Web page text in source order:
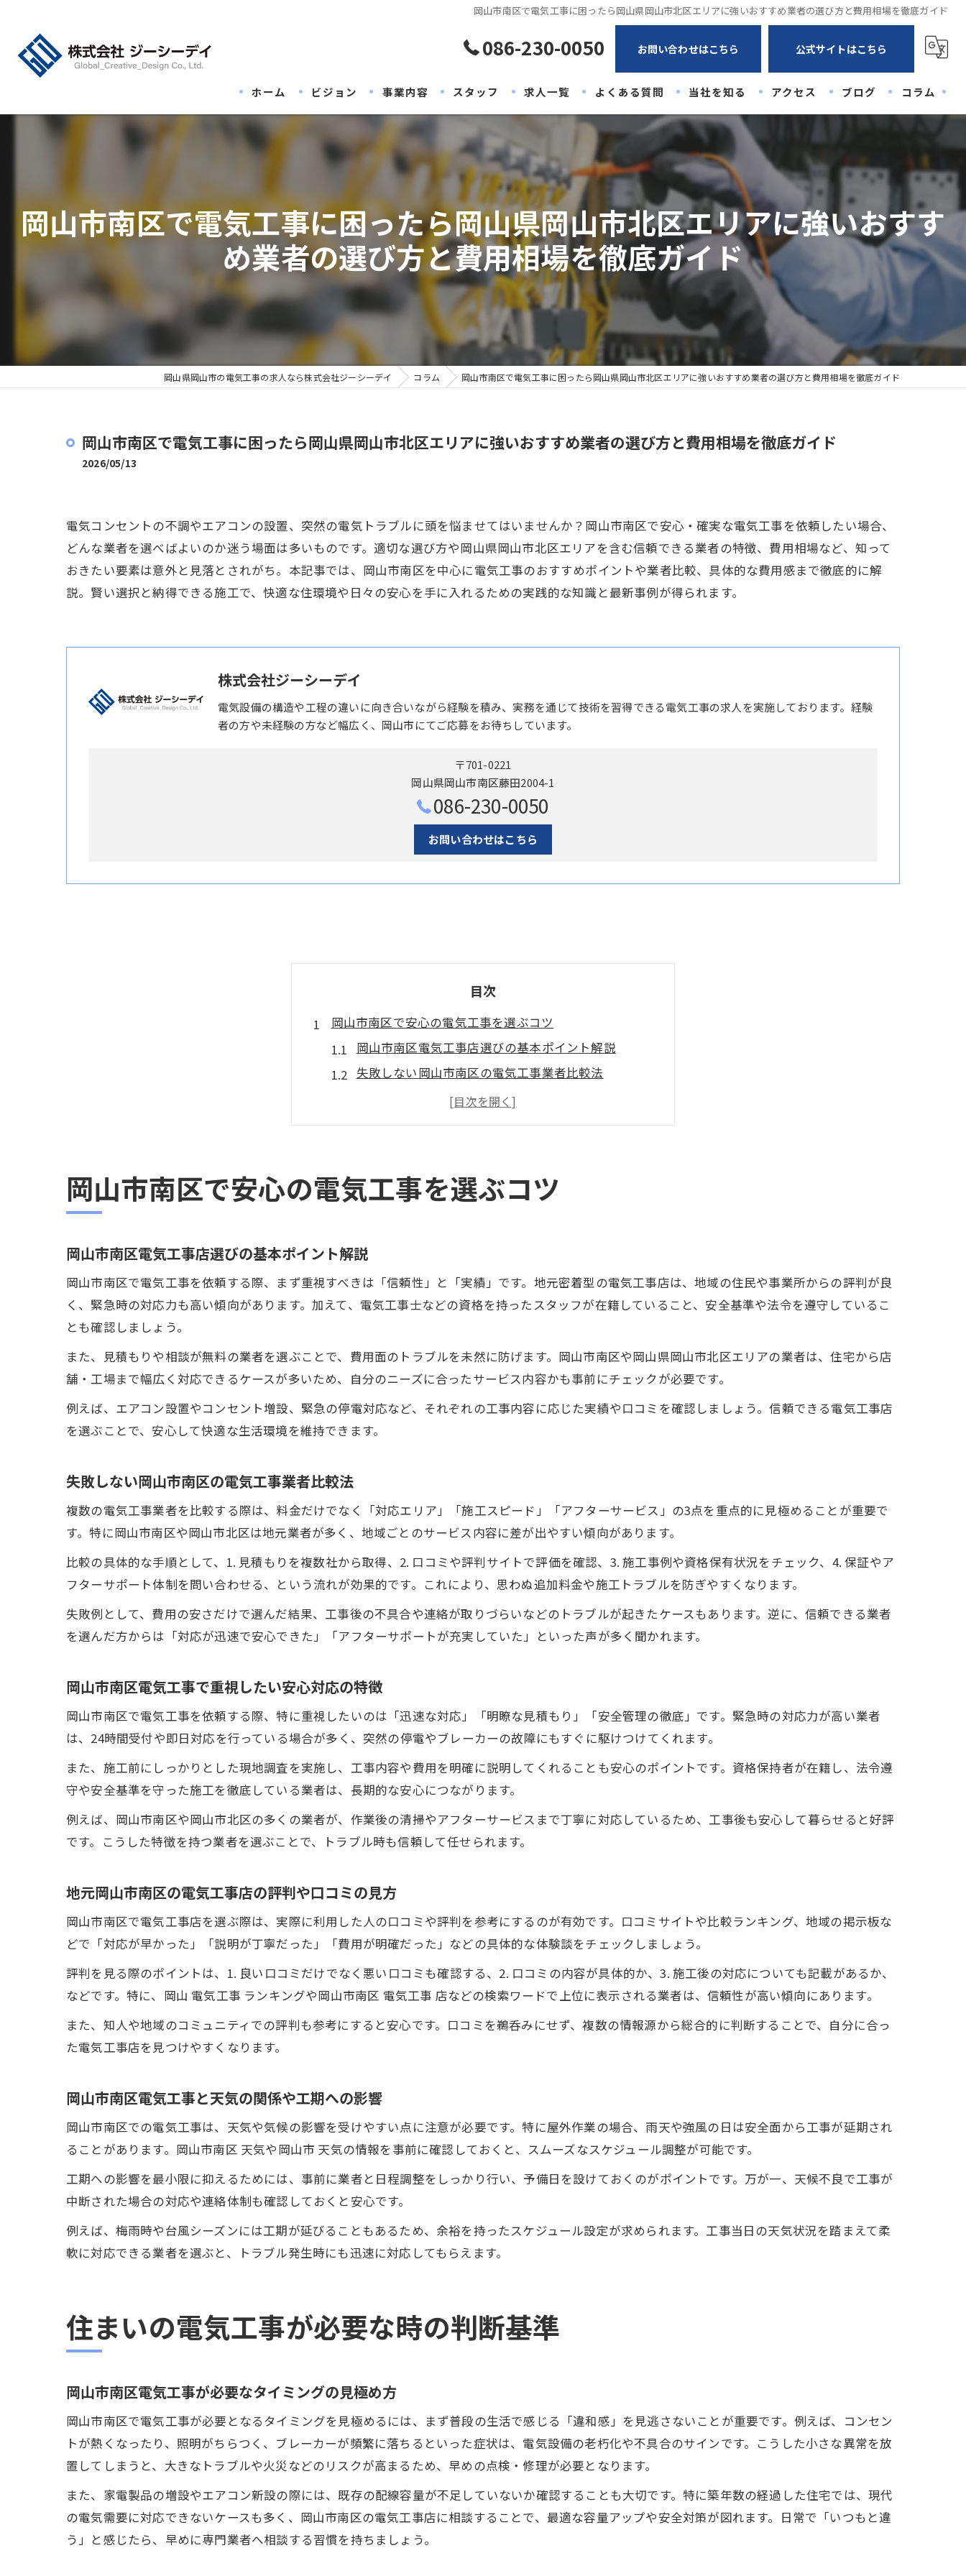
岡山市南区で電気工事に困ったら岡山県岡山市北区エリアに強いおすすめ業者の選び方と費用相場を徹底ガイド
086-230-0050 お問い合わせはこちら 公式サイトはこちら
ホーム ビジョン 事業内容 スタッフ 求人一覧 よくある質問 当社を知る
未経験
経験者
高卒
20代
30代
アクセス ブログ コラム
岡山市南区で電気工事に困ったら岡山県岡山市北区エリアに強いおすす
め業者の選び方と費用相場を徹底ガイド
岡山県岡山市の電気工事の求人なら株式会社ジーシーデイ コラム 岡山市南区で電気工事に困ったら岡山県岡山市北区エリアに強いおすすめ業者の選び方と費用相場を徹底ガイド
岡山市南区で電気工事に困ったら岡山県岡山市北区エリアに強いおすすめ業者の選び方と費用相場を徹底ガイド
2026/05/13
電気コンセントの不調やエアコンの設置、突然の電気トラブルに頭を悩ませてはいませんか？岡山市南区で安心・確実な電気工事を依頼したい場合、
どんな業者を選べばよいのか迷う場面は多いものです。適切な選び方や岡山県岡山市北区エリアを含む信頼できる業者の特徴、費用相場など、知って
おきたい要素は意外と見落とされがち。本記事では、岡山市南区を中心に電気工事のおすすめポイントや業者比較、具体的な費用感まで徹底的に解
説。賢い選択と納得できる施工で、快適な住環境や日々の安心を手に入れるための実践的な知識と最新事例が得られます。
株式会社ジーシーデイ
電気設備の構造や工程の違いに向き合いながら経験を積み、実務を通じて技術を習得できる電気工事の求人を実施しております。経験
者の方や未経験の方など幅広く、岡山市にてご応募をお待ちしています。
〒701-0221
岡山県岡山市南区藤田2004-1
086-230-0050
お問い合わせはこちら
目次
岡山市南区で安心の電気工事を選ぶコツ
岡山市南区電気工事店選びの基本ポイント解説
失敗しない岡山市南区の電気工事業者比較法
岡山市南区電気工事で重視したい安心対応の特徴
地元岡山市南区の電気工事店の評判や口コミの見方
住まいの電気工事が必要な時の判断基準
岡山市南区電気工事が必要なタイミングの見極め方
岡山市南区で電気工事を依頼する際の注意ポイント
岡山市南区電気工事が必要な主な症状と対策方法
岡山市南区の電気工事店へ相談する最適な時期とは
岡山市南区電気工事のおすすめ理由と選ばれる訳
岡山市南区の電気工事店が持つ地域密着の強み
岡山市南区電気工事のサービス内容と特徴紹介
岡山電気工事ランキングで注目のサービス解説
地元で信頼される電気工事の選び方とは
口コミ評価でわかる岡山市南区電気工事店の信頼度
岡山市南区電気工事で安心できる見積もりの取り方
電気工事依頼時に押さえたい注意点まとめ
岡山市南区電気工事の見積もり比較で気を付ける点
岡山市南区電気工事の契約時に必要なチェック項目
快適な日常を支える岡山市南区の電気工事活用法
岡山市南区電気工事で日常生活をより快適にする方法
岡山市南区電気工事店を賢く活用した節約術の紹介
岡山市南区電気工事が叶える安心な住空間の作り方
岡山市南区電気工事とオンライン相談のメリット
岡山市南区で安心の電気工事を選ぶコツ
岡山市南区電気工事店選びの基本ポイント解説
岡山市南区で電気工事を依頼する際、まず重視すべきは「信頼性」と「実績」です。地元密着型の電気工事店は、地域の住民や事業所からの評判が良
く、緊急時の対応力も高い傾向があります。加えて、電気工事士などの資格を持ったスタッフが在籍していること、安全基準や法令を遵守しているこ
とも確認しましょう。
また、見積もりや相談が無料の業者を選ぶことで、費用面のトラブルを未然に防げます。岡山市南区や岡山県岡山市北区エリアの業者は、住宅から店
舗・工場まで幅広く対応できるケースが多いため、自分のニーズに合ったサービス内容かも事前にチェックが必要です。
例えば、エアコン設置やコンセント増設、緊急の停電対応など、それぞれの工事内容に応じた実績や口コミを確認しましょう。信頼できる電気工事店
を選ぶことで、安心して快適な生活環境を維持できます。
失敗しない岡山市南区の電気工事業者比較法
複数の電気工事業者を比較する際は、料金だけでなく「対応エリア」「施工スピード」「アフターサービス」の3点を重点的に見極めることが重要で
す。特に岡山市南区や岡山市北区は地元業者が多く、地域ごとのサービス内容に差が出やすい傾向があります。
比較の具体的な手順として、1. 見積もりを複数社から取得、2. 口コミや評判サイトで評価を確認、3. 施工事例や資格保有状況をチェック、4. 保証やア
フターサポート体制を問い合わせる、という流れが効果的です。これにより、思わぬ追加料金や施工トラブルを防ぎやすくなります。
失敗例として、費用の安さだけで選んだ結果、工事後の不具合や連絡が取りづらいなどのトラブルが起きたケースもあります。逆に、信頼できる業者
を選んだ方からは「対応が迅速で安心できた」「アフターサポートが充実していた」といった声が多く聞かれます。
岡山市南区電気工事で重視したい安心対応の特徴
岡山市南区で電気工事を依頼する際、特に重視したいのは「迅速な対応」「明瞭な見積もり」「安全管理の徹底」です。緊急時の対応力が高い業者
は、24時間受付や即日対応を行っている場合が多く、突然の停電やブレーカーの故障にもすぐに駆けつけてくれます。
また、施工前にしっかりとした現地調査を実施し、工事内容や費用を明確に説明してくれることも安心のポイントです。資格保持者が在籍し、法令遵
守や安全基準を守った施工を徹底している業者は、長期的な安心につながります。
例えば、岡山市南区や岡山市北区の多くの業者が、作業後の清掃やアフターサービスまで丁寧に対応しているため、工事後も安心して暮らせると好評
です。こうした特徴を持つ業者を選ぶことで、トラブル時も信頼して任せられます。
地元岡山市南区の電気工事店の評判や口コミの見方
岡山市南区で電気工事店を選ぶ際は、実際に利用した人の口コミや評判を参考にするのが有効です。口コミサイトや比較ランキング、地域の掲示板な
どで「対応が早かった」「説明が丁寧だった」「費用が明確だった」などの具体的な体験談をチェックしましょう。
評判を見る際のポイントは、1. 良い口コミだけでなく悪い口コミも確認する、2. 口コミの内容が具体的か、3. 施工後の対応についても記載があるか、
などです。特に、岡山 電気工事 ランキングや岡山市南区 電気工事 店などの検索ワードで上位に表示される業者は、信頼性が高い傾向にあります。
また、知人や地域のコミュニティでの評判も参考にすると安心です。口コミを鵜呑みにせず、複数の情報源から総合的に判断することで、自分に合っ
た電気工事店を見つけやすくなります。
岡山市南区電気工事と天気の関係や工期への影響
岡山市南区での電気工事は、天気や気候の影響を受けやすい点に注意が必要です。特に屋外作業の場合、雨天や強風の日は安全面から工事が延期され
ることがあります。岡山市南区 天気や岡山市 天気の情報を事前に確認しておくと、スムーズなスケジュール調整が可能です。
工期への影響を最小限に抑えるためには、事前に業者と日程調整をしっかり行い、予備日を設けておくのがポイントです。万が一、天候不良で工事が
中断された場合の対応や連絡体制も確認しておくと安心です。
例えば、梅雨時や台風シーズンには工期が延びることもあるため、余裕を持ったスケジュール設定が求められます。工事当日の天気状況を踏まえて柔
軟に対応できる業者を選ぶと、トラブル発生時にも迅速に対応してもらえます。
住まいの電気工事が必要な時の判断基準
岡山市南区電気工事が必要なタイミングの見極め方
岡山市南区で電気工事が必要となるタイミングを見極めるには、まず普段の生活で感じる「違和感」を見逃さないことが重要です。例えば、コンセン
トが熱くなったり、照明がちらつく、ブレーカーが頻繁に落ちるといった症状は、電気設備の老朽化や不具合のサインです。こうした小さな異常を放
置してしまうと、大きなトラブルや火災などのリスクが高まるため、早めの点検・修理が必要となります。
また、家電製品の増設やエアコン新設の際には、既存の配線容量が不足していないか確認することも大切です。特に築年数の経過した住宅では、現代
の電気需要に対応できないケースも多く、岡山市南区の電気工事店に相談することで、最適な容量アップや安全対策が図れます。日常で「いつもと違
う」と感じたら、早めに専門業者へ相談する習慣を持ちましょう。